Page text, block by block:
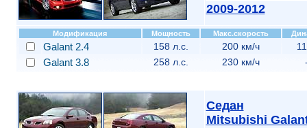
2009-2012
Модификация Мощность Макс.скорость
Galant 2.4 158 л.с. 200 км/ч
Galant 3.8 258 л.с. 230 км/ч
Седан
Mitsubishi